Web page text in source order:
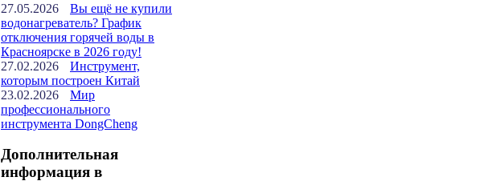
27.05.2026
Вы ещё не купили
водонагреватель? График
отключения горячей воды в
Красноярске в 2026 году!
27.02.2026
Инструмент,
которым построен Китай
23.02.2026
Мир
профессионального
инструмента DongCheng
Дополнительная
информация в